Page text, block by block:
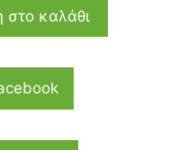
στο καλάθι